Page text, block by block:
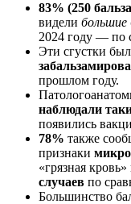
83% (250
видели большие
2024 году — по
Эти сгустки
прошлом году.
наблюдали
появились
78% также
признаки
«грязная
случаев по
Большинство